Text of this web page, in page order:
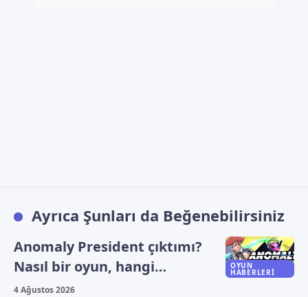
Ayrıca Şunları da Beğenebilirsiniz
OYUN
HABERLERI
Anomaly President çıktımı?
Nasıl bir oyun, hangi
platformlarda oynanıyor?
4 Ağustos 2026